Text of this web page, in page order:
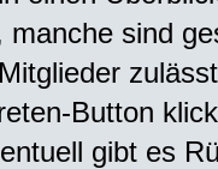
manche sind
Button
gibt es